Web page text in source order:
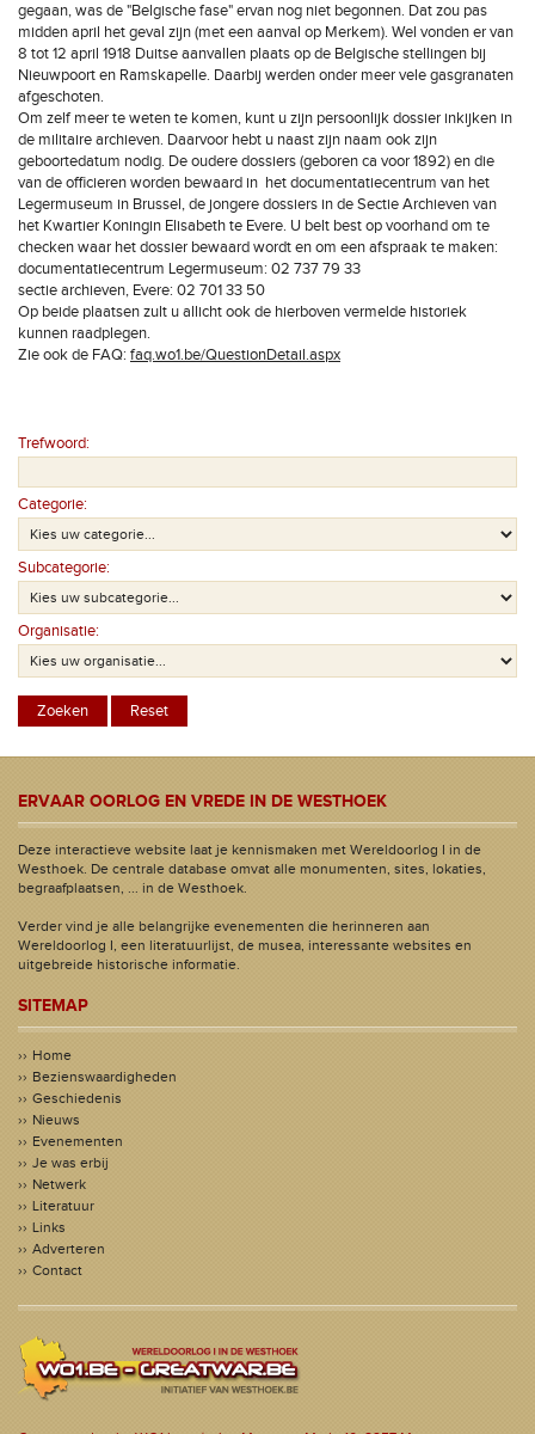
gegaan, was de "Belgische fase" ervan nog niet begonnen. Dat zou pas
midden april het geval zijn (met een aanval op Merkem). Wel vonden er van
8 tot 12 april 1918 Duitse aanvallen plaats op de Belgische stellingen bij
Nieuwpoort en Ramskapelle. Daarbij werden onder meer vele gasgranaten
afgeschoten.
Om zelf meer te weten te komen, kunt u zijn persoonlijk dossier inkijken in
de militaire archieven. Daarvoor hebt u naast zijn naam ook zijn
geboortedatum nodig. De oudere dossiers (geboren ca voor 1892) en die
van de officieren worden bewaard in het documentatiecentrum van het
Legermuseum in Brussel, de jongere dossiers in de Sectie Archieven van
het Kwartier Koningin Elisabeth te Evere. U belt best op voorhand om te
checken waar het dossier bewaard wordt en om een afspraak te maken:
documentatiecentrum Legermuseum: 02 737 79 33
sectie archieven, Evere: 02 701 33 50
Op beide plaatsen zult u allicht ook de hierboven vermelde historiek
kunnen raadplegen.
Zie ook de FAQ: faq.wo1.be/QuestionDetail.aspx
Trefwoord:
Categorie:
Subcategorie:
Organisatie:
ERVAAR OORLOG EN VREDE IN DE WESTHOEK
Deze interactieve website laat je kennismaken met Wereldoorlog I in de
Westhoek. De centrale database omvat alle monumenten, sites, lokaties,
begraafplaatsen, ... in de Westhoek.
Verder vind je alle belangrijke evenementen die herinneren aan
Wereldoorlog I, een literatuurlijst, de musea, interessante websites en
uitgebreide historische informatie.
SITEMAP
Home
Bezienswaardigheden
Geschiedenis
Nieuws
Evenementen
Je was erbij
Netwerk
Literatuur
Links
Adverteren
Contact